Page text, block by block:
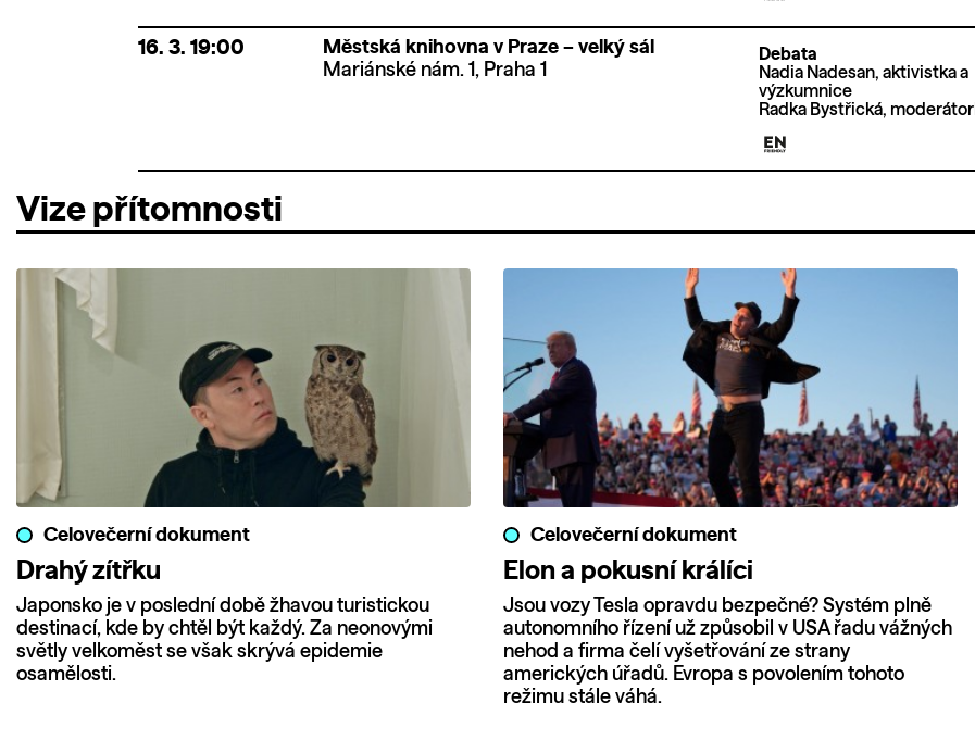
16. 3. 19:00
Městská knihovna v Praze – velký sál
Mariánské nám. 1, Praha 1
Debata
Nadia Nadesan, aktivistka a
výzkumnice
Radka Bystřická,
Vize přítomnosti
Celovečerní dokument
Drahý zítřku
Japonsko je v poslední době žhavou turistickou
destinací, kde by chtěl být každý. Za neonovými
světly velkoměst se však skrývá epidemie
osamělosti.
Celovečerní dokument
Elon a pokusní králíci
Jsou vozy Tesla opravdu bezpečné? Systém plně
autonomního řízení už způsobil v USA řadu vážných
nehod a firma čelí vyšetřování ze strany
amerických úřadů. Evropa s povolením tohoto
režimu stále váhá.